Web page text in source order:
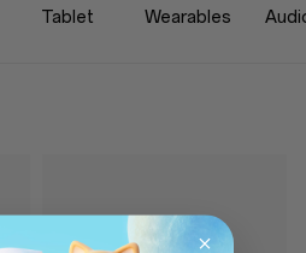
Tablet Wearables